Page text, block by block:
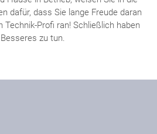
dafür, dass Sie lange Freude daran
Technik-Profi ran! Schließlich haben
zu tun.